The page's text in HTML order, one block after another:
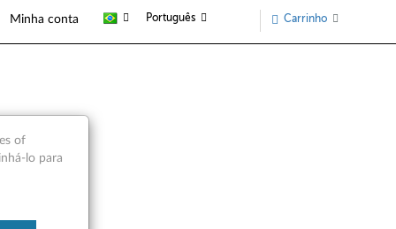
Minha conta Português Carrinho
of
lo para